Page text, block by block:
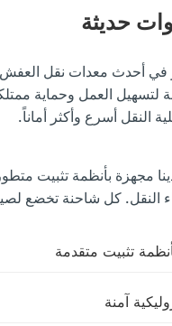
حديثة
في أحدث معدات نقل
العمل وحماية
النقل أسرع وأكثر أماناً.
مجهزة بأنظمة تثبيت
النقل. كل شاحنة تخضع
تثبيت متقدمة
آمنة